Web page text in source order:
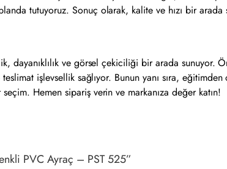
tutuyoruz. Sonuç olarak, kalite ve hızı bir arada
dayanıklılık ve görsel çekiciliği bir arada sunuyor.
işlevsellik sağlıyor. Bunun yanı sıra,
Hemen sipariş verin ve markanıza değer katın!
PVC Ayraç – PST 525”